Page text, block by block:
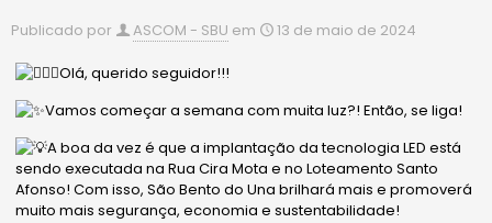
Publicado por ASCOM - SBU em 13 de maio de 2024
Olá, querido seguidor!!!
Vamos começar a semana com muita luz?! Então, se liga!
A boa da vez é que a implantação da tecnologia LED está
sendo executada na Rua Cira Mota e no Loteamento Santo
Afonso! Com isso, São Bento do Una brilhará mais e promoverá
muito mais segurança, economia e sustentabilidade!